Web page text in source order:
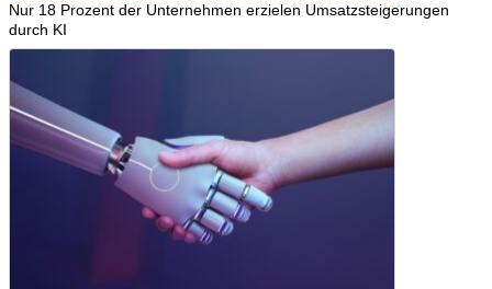
Nur 18 Prozent der Unternehmen erzielen Umsatzsteigerungen
durch KI